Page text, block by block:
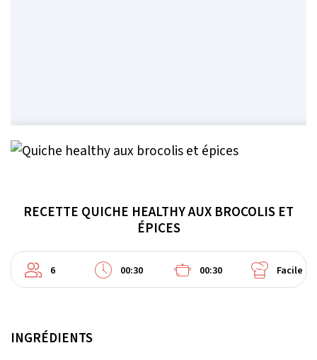
RECETTE QUICHE HEALTHY AUX BROCOLIS ET
ÉPICES
6 00:30 00:30 Facile
INGRÉDIENTS